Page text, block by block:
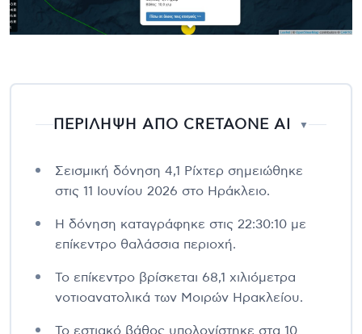
ΠΕΡΙΛΗΨΗ ΑΠΟ CRETAONE AI ▼
Σεισμική δόνηση 4,1 Ρίχτερ σημειώθηκε
στις 11 Ιουνίου 2026 στο Ηράκλειο.
Η δόνηση καταγράφηκε στις 22:30:10 με
επίκεντρο θαλάσσια περιοχή.
Το επίκεντρο βρίσκεται 68,1 χιλιόμετρα
νοτιοανατολικά των Μοιρών Ηρακλείου.
Το εστιακό βάθος υπολογίστηκε στα 10